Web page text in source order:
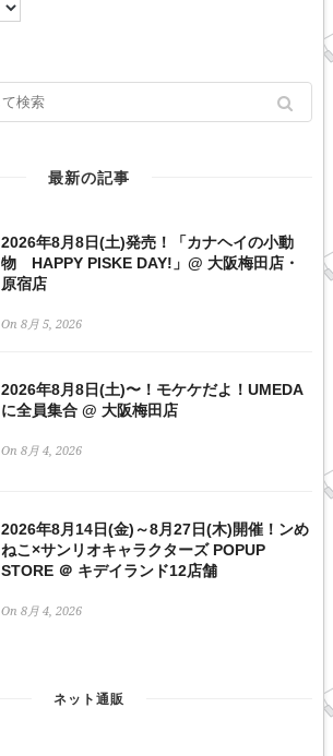
最新の記事
2026年8月8日(土)発売！「カナヘイの小動
物 HAPPY PISKE DAY!」@ 大阪梅田店・
原宿店
On 8月 5, 2026
2026年8月8日(土)〜！モケケだよ！UMEDA
に全員集合 @ 大阪梅田店
On 8月 4, 2026
2026年8月14日(金)～8月27日(木)開催！ンめ
ねこ×サンリオキャラクターズ POPUP
STORE ＠ キデイランド12店舗
On 8月 4, 2026
ネット通販